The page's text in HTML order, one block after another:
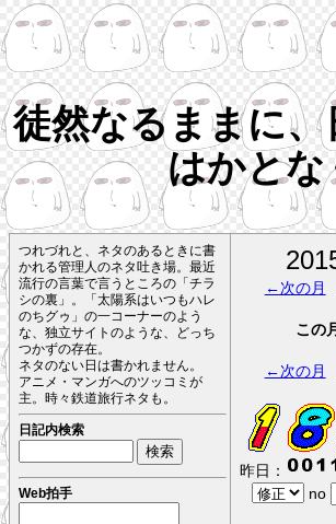
徒然なるままに
はかと
つれづれと、ネタのあるときに書
かれる管理人のネタ吐き場。最近
流行の言葉で言うところの「チラ
シの裏」。「太陽系はいつもハレ
のちグゥ」の一コーナーのよう
な、独立サイトのような、どっち
つかずの存在。
ネタのない日は書かれません。
アニメ・マンガへのツッコミが
主。時々鉄道旅行ネタも。
日記内検索
Web拍手
←次の月
この
←次の月
昨日：
no